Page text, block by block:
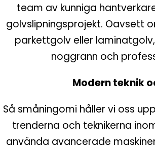
team av kunniga
golvslipningsprojekt. Oavsett
parkettgolv eller
noggrann och
Modern teknik
Så småningomi håller vi oss
trenderna och teknikerna
använda avancerade